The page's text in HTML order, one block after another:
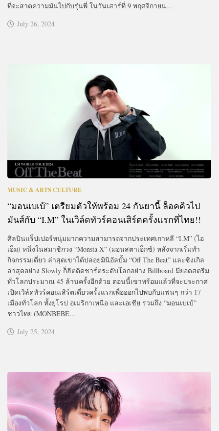
ที่จะสาดความมันไปกับรุ่นพี่ ในวันเสาร์ที่ 9 พฤศจิกายน...
July 26, 2024
MUSIC & ARTS CULTURE
“มอนเบเบ้” เตรียมตัวให้พร้อม 24 กันยานี้ ล็อคคิวไป
มันส์กับ “I.M” ในเวิล์ดทัวร์คอนเสิร์ตครั้งแรกที่ไทย!!
ศิลปินแร็ปเปอร์หนุ่มมากความสามารถจากประเทศเกาหลี “I.M” (ไอ
เอ็ม) หนึ่งในสมาชิกวง “Monsta X” (มอนสตาเอ็กซ์) หลังจากเริ่มทำ
กิจกรรมเดี่ยว ล่าสุดเขาได้ปล่อยมินิอัลบั้ม “Off The Beat” และซิงเกิล
ล่าสุดอย่าง Slowly ก็ฮิตติดชาร์ตระดับโลกอย่าง Billboard มียอดสตรีม
ทั่วโลกประมาณ 45 ล้านครั้งอีกด้วย ตอนนี้เขาพร้อมแล้วที่จะประกาศ
เปิดเวิล์ดทัวร์คอนเสิร์ตเดี่ยวครั้งแรกเพื่อออกไปพบกับแฟนๆ กว่า 17
เมืองทั่วโลก ทั้งยุโรป อเมริกาเหนือ และเอเชีย รวมถึง “มอนเบเบ้”
ชาวไทย (MONBEBE...
July 25, 2024